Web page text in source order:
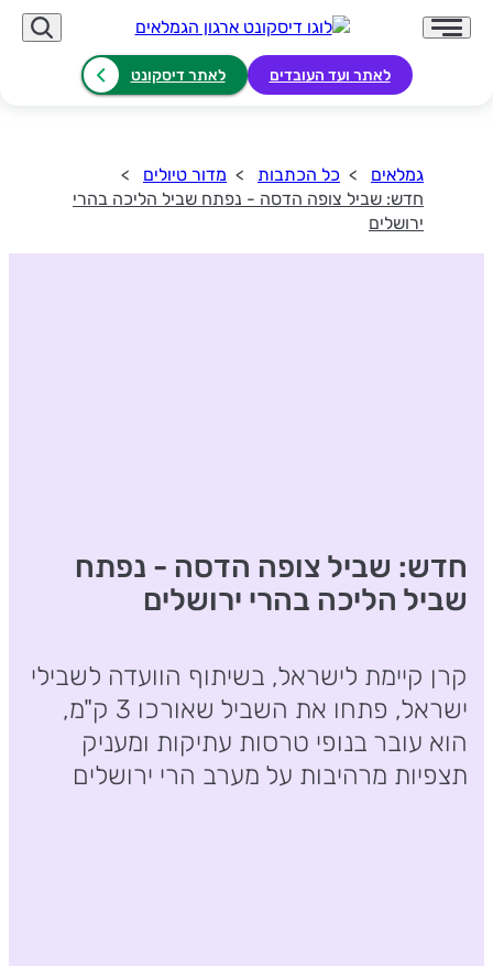
לאתר ועד העובדים לאתר דיסקונט
גמלאים כל הכתבות
מדור טיולים
חדש: שביל צופה הדסה - נפתח שביל הליכה בהרי
ירושלים
חדש: שביל צופה הדסה - נפתח
שביל הליכה בהרי ירושלים
קרן קיימת לישראל, בשיתוף הוועדה לשבילי
ישראל, פתחו את השביל שאורכו 3 ק"מ,
הוא עובר בנופי טרסות עתיקות ומעניק
תצפיות מרהיבות על מערב הרי ירושלים